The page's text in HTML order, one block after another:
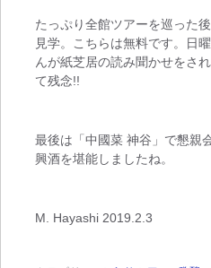
たっぷり全館ツアーを巡った
見学。こちらは無料です。日
んが紙芝居の読み聞かせをさ
て残念!!
最後は「中國菜 神谷」で懇親
興酒を堪能しましたね。
M. Hayashi 2019.2.3